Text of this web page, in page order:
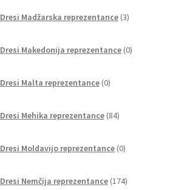
Dresi Madžarska reprezentance 3izdelki
Dresi Makedonija reprezentance 0izdelkov
Dresi Malta reprezentance 0izdelkov
Dresi Mehika reprezentance 84izdelkov
Dresi Moldavijo reprezentance 0izdelkov
Dresi Nemčija reprezentance 174izdelkov